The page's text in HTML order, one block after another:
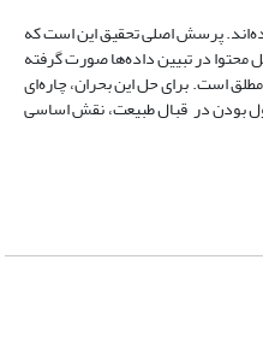
پرسش اصلی تحقیق این است که
در تبیین داده‌ها صورت گرفته
است. برای حل این بحران، چاره‌ای
بودن در قبال طبیعت، نقش اساسی